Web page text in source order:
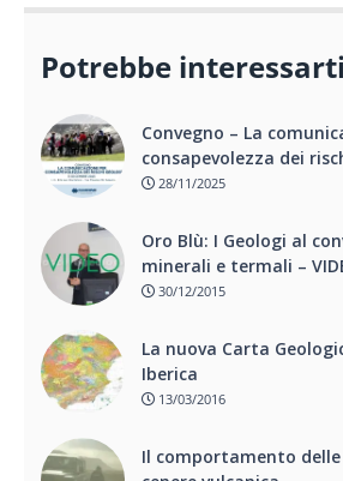
Potrebbe interessarti
Convegno – La
consapevolezza dei
28/11/2025
Oro Blù: I Geologi al
minerali e termali –
30/12/2015
La nuova Carta
Iberica
13/03/2016
Il comportamento